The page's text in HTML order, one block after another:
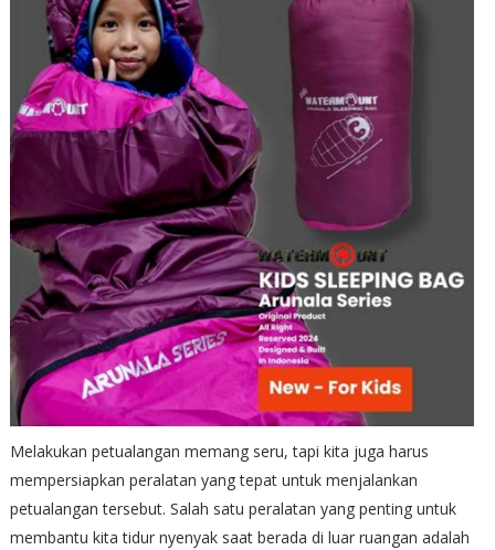
Melakukan petualangan memang seru, tapi kita juga harus
mempersiapkan peralatan yang tepat untuk menjalankan
petualangan tersebut. Salah satu peralatan yang penting untuk
membantu kita tidur nyenyak saat berada di luar ruangan adalah